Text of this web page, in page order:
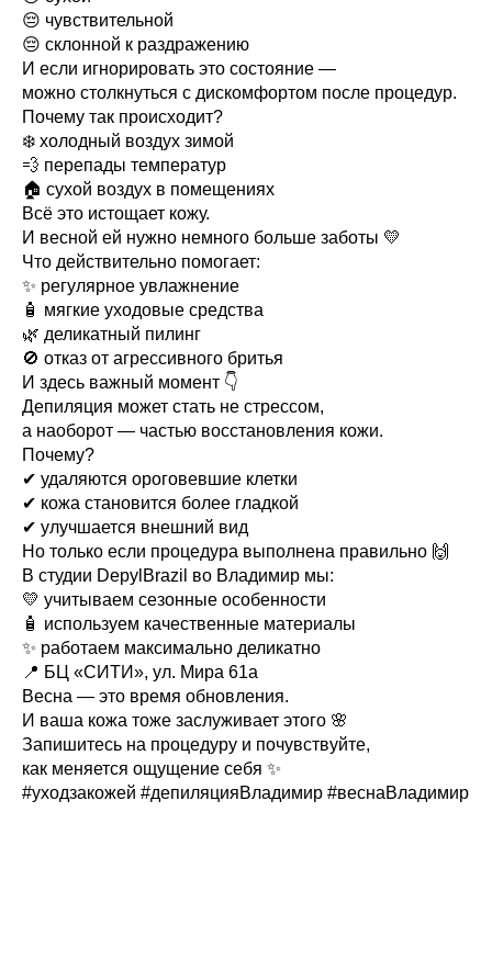
😔 чувствительной
😔 склонной к раздражению
И если игнорировать это состояние —
можно столкнуться с дискомфортом после процедур.
Почему так происходит?
❄️ холодный воздух зимой
💨 перепады температур
🏠 сухой воздух в помещениях
Всё это истощает кожу.
И весной ей нужно немного больше заботы 💛
Что действительно помогает:
✨ регулярное увлажнение
🧴 мягкие уходовые средства
🌿 деликатный пилинг
🚫 отказ от агрессивного бритья
И здесь важный момент 👇
Депиляция может стать не стрессом,
а наоборот — частью восстановления кожи.
Почему?
✔ удаляются ороговевшие клетки
✔ кожа становится более гладкой
✔ улучшается внешний вид
Но только если процедура выполнена правильно 🙌
В студии DepylBrazil во Владимир мы:
💛 учитываем сезонные особенности
🧴 используем качественные материалы
✨ работаем максимально деликатно
📍 БЦ «СИТИ», ул. Мира 61а
Весна — это время обновления.
И ваша кожа тоже заслуживает этого 🌸
Запишитесь на процедуру и почувствуйте,
как меняется ощущение себя ✨
#уходзакожей #депиляцияВладимир #веснаВладимир